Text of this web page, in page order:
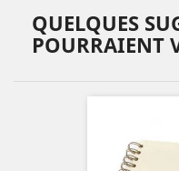
QUELQUES
POURRAIENT